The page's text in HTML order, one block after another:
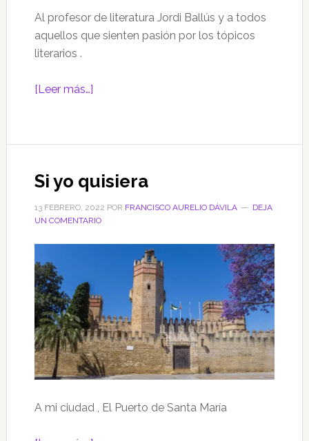
Al profesor de literatura Jordi Ballús y a todos
aquellos que sienten pasión por los tópicos
literarios .
[Leer más…]acerca
Si yo quisiera
13 FEBRERO, 2022 POR FRANCISCO AURELIO DÁVILA
DEJA
UN COMENTARIO
A mi ciudad , El Puerto de Santa María